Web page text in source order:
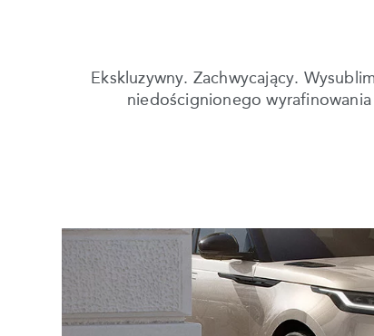
Ekskluzywny. Zachwycający.
niedoścignionego